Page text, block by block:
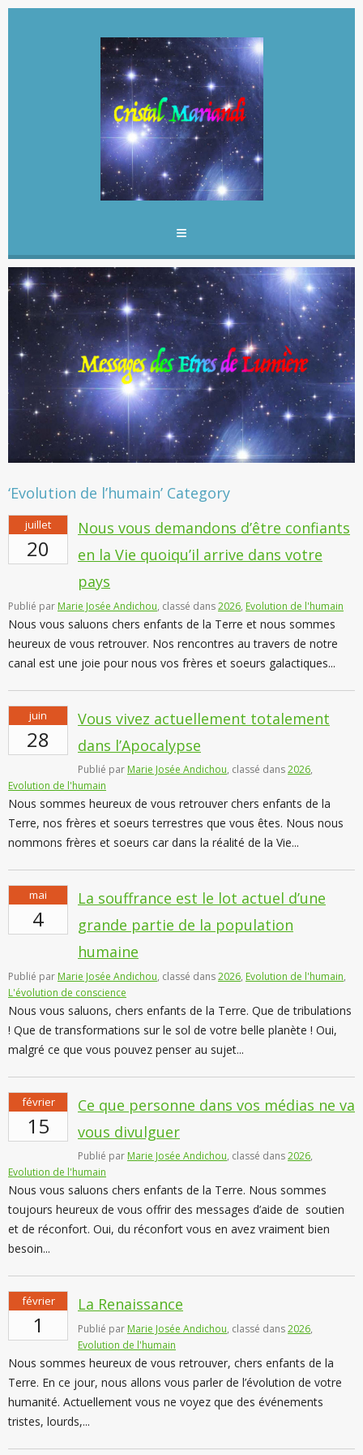
‘Evolution de l’humain’ Category
juillet
20
Nous vous demandons d’être confiants
en la Vie quoiqu’il arrive dans votre
pays
Publié par Marie Josée Andichou, classé dans2026, Evolution de l'humain
Nous vous saluons chers enfants de la Terre et nous sommes
heureux de vous retrouver. Nos rencontres au travers de notre
canal est une joie pour nous vos frères et soeurs galactiques...
juin
28
Vous vivez actuellement totalement
dans l’Apocalypse
Publié par Marie Josée Andichou, classé dans2026,
Evolution de l'humain
Nous sommes heureux de vous retrouver chers enfants de la
Terre, nos frères et soeurs terrestres que vous êtes. Nous nous
nommons frères et soeurs car dans la réalité de la Vie...
mai
4
La souffrance est le lot actuel d’une
grande partie de la population
humaine
Publié par Marie Josée Andichou, classé dans2026, Evolution de l'humain,
L'évolution de conscience
Nous vous saluons, chers enfants de la Terre. Que de tribulations
! Que de transformations sur le sol de votre belle planète ! Oui,
malgré ce que vous pouvez penser au sujet...
février
15
Ce que personne dans vos médias ne va
vous divulguer
Publié par Marie Josée Andichou, classé dans2026,
Evolution de l'humain
Nous vous saluons chers enfants de la Terre. Nous sommes
toujours heureux de vous offrir des messages d’aide de soutien
et de réconfort. Oui, du réconfort vous en avez vraiment bien
besoin...
février
1
La Renaissance
Publié par Marie Josée Andichou, classé dans2026,
Evolution de l'humain
Nous sommes heureux de vous retrouver, chers enfants de la
Terre. En ce jour, nous allons vous parler de l’évolution de votre
humanité. Actuellement vous ne voyez que des événements
tristes, lourds,...